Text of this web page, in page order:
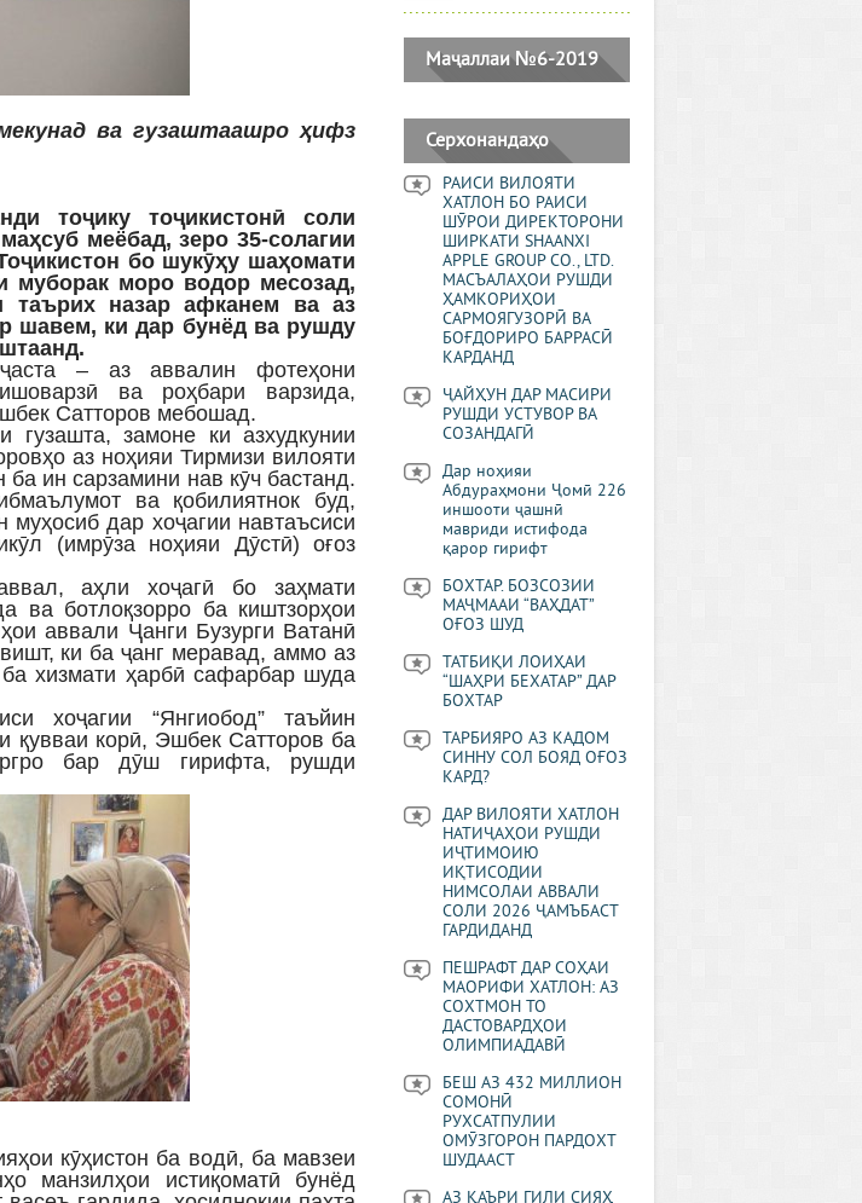
ва гузаштаашро ҳифз
тоҷику тоҷикистонӣ соли
меёбад, зеро 35-солагии
бо шукӯҳу шаҳомати
муборак моро водор месозад,
таърих назар афканем ва аз
шавем, ки дар бунёд ва рушду
– аз аввалин фотеҳони
ва роҳбари варзида,
Сатторов мебошад.
замоне ки азхудкунии
аз ноҳияи Тирмизи вилояти
ин сарзамини нав кӯч бастанд.
ва қобилиятнок буд,
дар хоҷагии навтаъсиси
(имрӯза ноҳияи Дӯстӣ) оғоз
аҳли хоҷагӣ бо заҳмати
ва ботлоқзорро ба киштзорҳои
аввали Ҷанги Бузурги Ватанӣ
ки ба ҷанг меравад, аммо аз
хизмати ҳарбӣ сафарбар шуда
хоҷагии “Янгиобод” таъйин
қувваи корӣ, Эшбек Сатторов ба
бар дӯш гирифта, рушди
кӯҳистон ба водӣ, ба мавзеи
манзилҳои истиқоматӣ бунёд
Маҷаллаи №6-2019
Серхонандаҳо
РАИСИ ВИЛОЯТИ
ХАТЛОН БО РАИСИ
ШӮРОИ ДИРЕКТОРОНИ
ШИРКАТИ SHAANXI
APPLE GROUP CO., LTD.
МАСЪАЛАҲОИ РУШДИ
ҲАМКОРИҲОИ
САРМОЯГУЗОРӢ ВА
БОҒДОРИРО БАРРАСӢ
КАРДАНД
ҶАЙҲУН ДАР МАСИРИ
РУШДИ УСТУВОР ВА
СОЗАНДАГӢ
Дар ноҳияи
Абдураҳмони Ҷомӣ 226
иншооти ҷашнӣ
мавриди истифода
қарор гирифт
БОХТАР. БОЗСОЗИИ
МАҶМААИ “ВАҲДАТ”
ОҒОЗ ШУД
ТАТБИҚИ ЛОИҲАИ
“ШАҲРИ БЕХАТАР” ДАР
БОХТАР
ТАРБИЯРО АЗ КАДОМ
СИННУ СОЛ БОЯД ОҒОЗ
КАРД?
ДАР ВИЛОЯТИ ХАТЛОН
НАТИҶАҲОИ РУШДИ
ИҶТИМОИЮ
ИҚТИСОДИИ
НИМСОЛАИ АВВАЛИ
СОЛИ 2026 ҶАМЪБАСТ
ГАРДИДАНД
ПЕШРАФТ ДАР СОҲАИ
МАОРИФИ ХАТЛОН: АЗ
СОХТМОН ТО
ДАСТОВАРДҲОИ
ОЛИМПИАДАВӢ
БЕШ АЗ 432 МИЛЛИОН
СОМОНӢ
РУХСАТПУЛИИ
ОМӮЗГОРОН ПАРДОХТ
ШУДААСТ
АЗ ҚАЪРИ ГИЛИ СИЯҲ